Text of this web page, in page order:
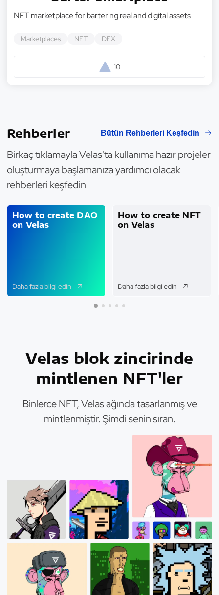
NFT marketplace for bartering real and digital assets
Marketplaces NFT DEX
10
Rehberler
Birkaç tıklamayla Velas'ta kullanıma hazır projeler
oluşturmaya başlamanıza yardımcı olacak
rehberleri keşfedin
Bütün Rehberleri Keşfedin
How to create DAO
on Velas
Daha fazla bilgi edin
How to create NFT
on Velas
Daha fazla bilgi edin
Velas blok zincirinde
mintlenen NFT'ler
Binlerce NFT, Velas ağında tasarlanmış ve
mintlenmiştir. Şimdi senin sıran.